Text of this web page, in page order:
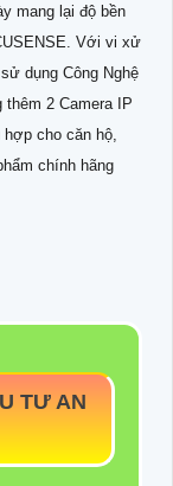
mang lại độ bền
Với vi xử
dụng Công Nghệ
2 Camera IP
cho căn hộ,
chính hãng
TƯ AN